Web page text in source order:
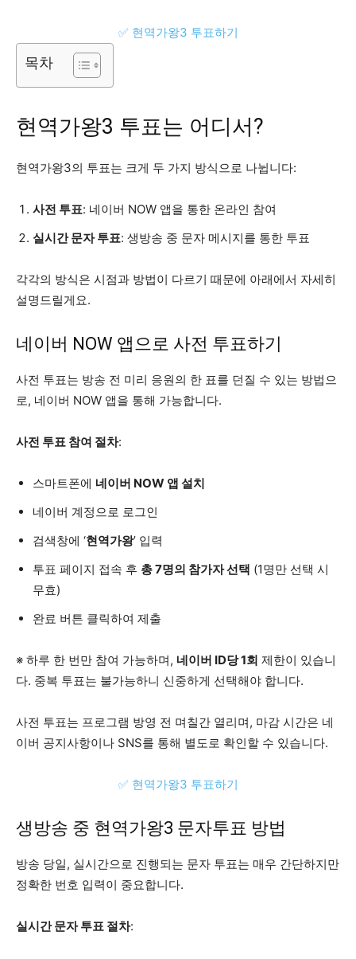
✅ 현역가왕3 투표하기
목차
현역가왕3 투표는 어디서?
현역가왕3의 투표는 크게 두 가지 방식으로 나뉩니다:
사전 투표: 네이버 NOW 앱을 통한 온라인 참여
실시간 문자 투표: 생방송 중 문자 메시지를 통한 투표
각각의 방식은 시점과 방법이 다르기 때문에 아래에서 자세히
설명드릴게요.
네이버 NOW 앱으로 사전 투표하기
사전 투표는 방송 전 미리 응원의 한 표를 던질 수 있는 방법으
로, 네이버 NOW 앱을 통해 가능합니다.
사전 투표 참여 절차:
스마트폰에 네이버 NOW 앱 설치
네이버 계정으로 로그인
검색창에 ‘현역가왕’ 입력
투표 페이지 접속 후 총 7명의 참가자 선택 (1명만 선택 시
무효)
완료 버튼 클릭하여 제출
※ 하루 한 번만 참여 가능하며, 네이버 ID당 1회 제한이 있습니
다. 중복 투표는 불가능하니 신중하게 선택해야 합니다.
사전 투표는 프로그램 방영 전 며칠간 열리며, 마감 시간은 네
이버 공지사항이나 SNS를 통해 별도로 확인할 수 있습니다.
✅ 현역가왕3 투표하기
생방송 중 현역가왕3 문자투표 방법
방송 당일, 실시간으로 진행되는 문자 투표는 매우 간단하지만
정확한 번호 입력이 중요합니다.
실시간 문자 투표 절차: